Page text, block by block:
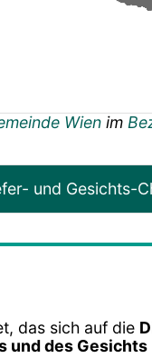
Wien im
und Gesichts-
das sich auf die
und des Gesichts